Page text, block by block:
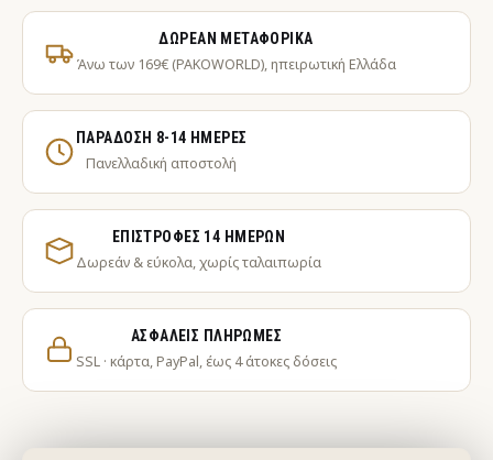
ΔΩΡΕΆΝ ΜΕΤΑΦΟΡΙΚΆ
Άνω των 169€ (PAKOWORLD), ηπειρωτική Ελλάδα
ΠΑΡΆΔΟΣΗ 8-14 ΗΜΈΡΕΣ
Πανελλαδική αποστολή
ΕΠΙΣΤΡΟΦΈΣ 14 ΗΜΕΡΏΝ
Δωρεάν & εύκολα, χωρίς ταλαιπωρία
ΑΣΦΑΛΕΊΣ ΠΛΗΡΩΜΈΣ
SSL · κάρτα, PayPal, έως 4 άτοκες δόσεις